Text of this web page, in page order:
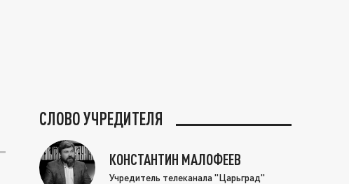
СЛОВО УЧРЕДИТЕЛЯ
КОНСТАНТИН МАЛОФЕЕВ
Учредитель телеканала "Царьград"